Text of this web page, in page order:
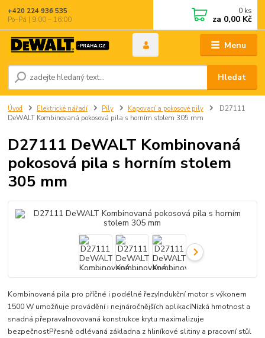
Menu
Hledat
+420 224 936 535
Po–Pá | 9:00 – 16:00
0 ks
za 0,00 Kč
Úvod Elektrické nářadí Pily Kapovací a pokosové pily
D27111
DeWALT Kombinovaná pokosová pila s horním stolem 305 mm
D27111 DeWALT Kombinovaná
pokosová pila s horním stolem
305 mm
Kombinovaná pila pro příčné i podélné řezyIndukční motor s výkonem
1500 W umožňuje provádění i nejnáročnějších aplikacíNízká hmotnost a
snadná přepravaInovovaná konstrukce krytu maximalizuje
bezpečnostPřesně odlévaná základna z hliníkové slitiny a pracovní stůl